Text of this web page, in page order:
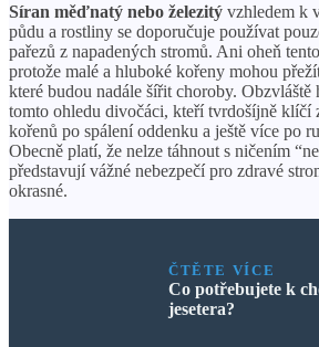
Síran měďnatý nebo železitý vzhledem k
půdu a rostliny se doporučuje používat
pařezů z napadených stromů. Ani oheň
protože malé a hluboké kořeny mohou
které budou nadále šířit choroby. Obzvláště
tomto ohledu divočáci, kteří tvrdošíjně klíčí
kořenů po spálení oddenku a ještě více po
Obecně platí, že nelze táhnout s ničením
představují vážné nebezpečí pro zdravé
okrasné.
ČTĚTE VÍCE
Co potřebujete k
jesetera?